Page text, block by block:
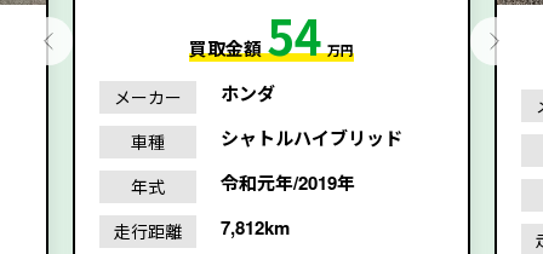
買取金額54 万円
メーカー ホンダ
車種 シャトルハイブリッド
年式 令和元年/2019年
走行距離 7,812km